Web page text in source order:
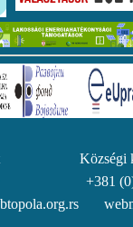
Községi
899 +381